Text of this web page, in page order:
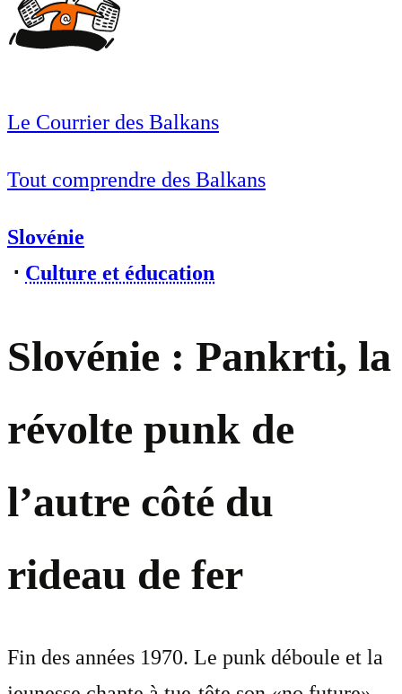
Le Courrier des Balkans
Tout comprendre des Balkans
Slovénie
⋅ Culture et éducation
Slovénie : Pankrti, la
révolte punk de
l’autre côté du
rideau de fer
Fin des années 1970. Le punk déboule et la